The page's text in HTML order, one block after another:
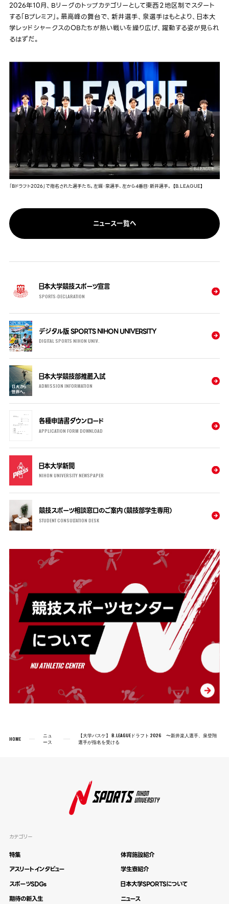
2026年10月、Bリーグのトップカテゴリーとして東西２地区制でスタート
する「Bプレミア」。最高峰の舞台で、新井選手、泉選手はもとより、日本大
学レッドシャークスのOBたちが熱い戦いを繰り広げ、躍動する姿が見られ
るはずだ。
「Bドラフト2026」で指名された選手たち。左端・泉選手、左から4番目・新井選手。 【B.LEAGUE】
ニュース一覧へ
日本大学競技スポーツ宣言
SPORTS-DECLARATION
デジタル版 SPORTS NIHON UNIVERSITY
DIGITAL SPORTS NIHON UNIV.
日本大学競技部推薦入試
ADMISSION INFORMATION
各種申請書ダウンロード
APPLICATION FORM DOWNLOAD
日本大学新聞
NIHON UNIVERSITY NEWSPAPER
競技スポーツ相談窓口のご案内（競技部学生専用）
STUDENT CONSULTATION DESK
HOME
ニュ
ース
【大学バスケ】 B.LEAGUEドラフト 2026 〜新井楽人選手、泉登翔
選手が指名を受ける
カテゴリー
特集
アスリートインタビュー
スポーツSDGs
期待の新入生
体育施設紹介
学生寮紹介
日本大学SPORTSについて
ニュース